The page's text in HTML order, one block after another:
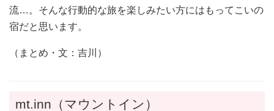
流…。そんな行動的な旅を楽しみたい方にはもってこいの
宿だと思います。
（まとめ・文：吉川）
mt.inn（マウントイン）